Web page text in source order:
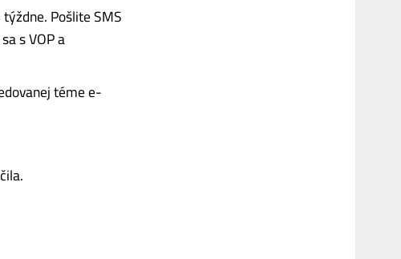
Pošlite SMS
s VOP a
téme e-